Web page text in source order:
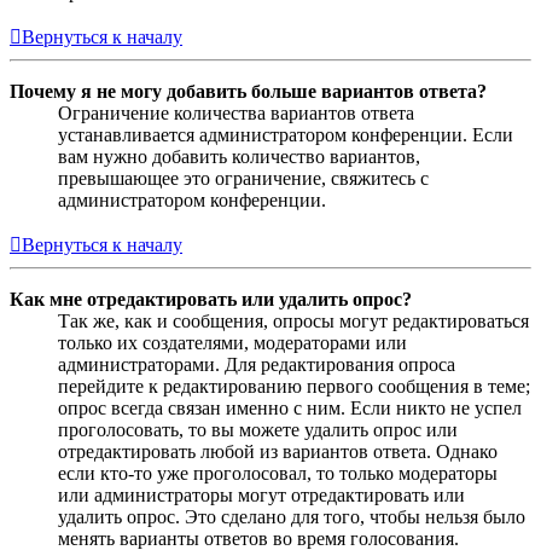
Вернуться к началу
Почему я не могу добавить больше вариантов ответа?
Ограничение количества вариантов ответа
устанавливается администратором конференции. Если
вам нужно добавить количество вариантов,
превышающее это ограничение, свяжитесь с
администратором конференции.
Вернуться к началу
Как мне отредактировать или удалить опрос?
Так же, как и сообщения, опросы могут редактироваться
только их создателями, модераторами или
администраторами. Для редактирования опроса
перейдите к редактированию первого сообщения в теме;
опрос всегда связан именно с ним. Если никто не успел
проголосовать, то вы можете удалить опрос или
отредактировать любой из вариантов ответа. Однако
если кто-то уже проголосовал, то только модераторы
или администраторы могут отредактировать или
удалить опрос. Это сделано для того, чтобы нельзя было
менять варианты ответов во время голосования.